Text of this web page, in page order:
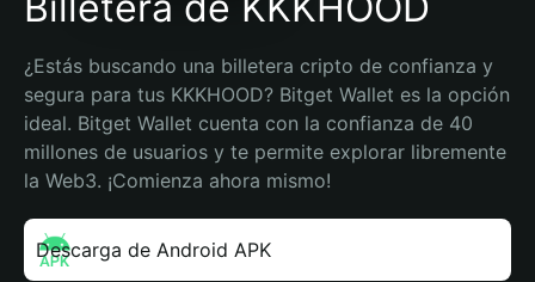
¿Estás buscando una billetera cripto de confianza y
segura para tus KKKHOOD? Bitget Wallet es la opción
ideal. Bitget Wallet cuenta con la confianza de 40
millones de usuarios y te permite explorar libremente
la Web3. ¡Comienza ahora mismo!
Descarga de Android APK